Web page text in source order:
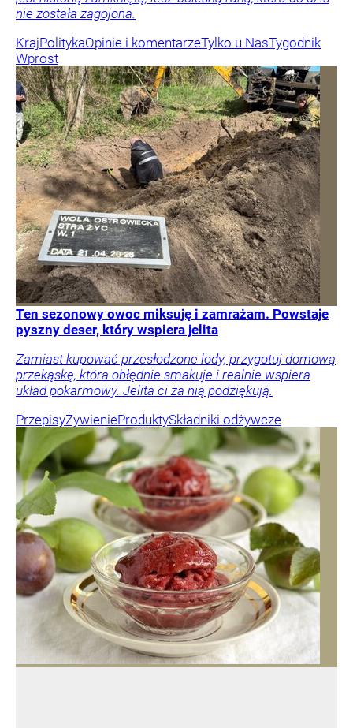
nie została zagojona.
KrajPolitykaOpinie i komentarzeTylko u NasTygodnik
Wprost
Ten sezonowy owoc miksuję i zamrażam. Powstaje
pyszny deser, który wspiera jelita
Zamiast kupować przesłodzone lody, przygotuj domową
przekąskę, która obłędnie smakuje i realnie wspiera
układ pokarmowy. Jelita ci za nią podziękują.
PrzepisyŻywienieProduktySkładniki odżywcze